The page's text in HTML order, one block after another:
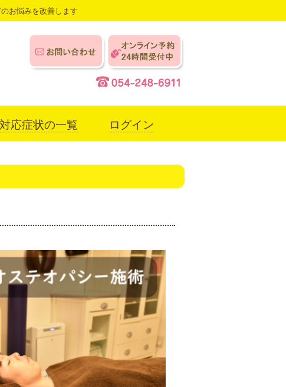
お悩みを改善します
対応症状の一覧 ログイン